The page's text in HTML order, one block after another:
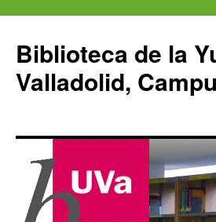
contenido
Biblioteca de la
Valladolid,